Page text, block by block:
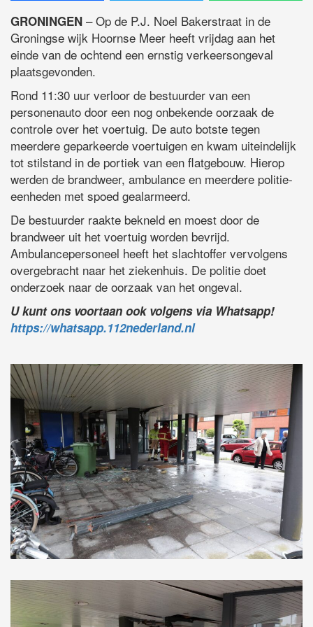
GRONINGEN – Op de P.J. Noel Bakerstraat in de
Groningse wijk Hoornse Meer heeft vrijdag aan het
einde van de ochtend een ernstig verkeersongeval
plaatsgevonden.
Rond 11:30 uur verloor de bestuurder van een
personenauto door een nog onbekende oorzaak de
controle over het voertuig. De auto botste tegen
meerdere geparkeerde voertuigen en kwam uiteindelijk
tot stilstand in de portiek van een flatgebouw. Hierop
werden de brandweer, ambulance en meerdere politie-
eenheden met spoed gealarmeerd.
De bestuurder raakte bekneld en moest door de
brandweer uit het voertuig worden bevrijd.
Ambulancepersoneel heeft het slachtoffer vervolgens
overgebracht naar het ziekenhuis. De politie doet
onderzoek naar de oorzaak van het ongeval.
U kunt ons voortaan ook volgens via Whatsapp!
https://whatsapp.112nederland.nl